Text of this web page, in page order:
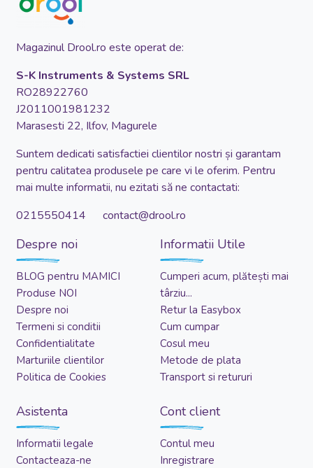
Magazinul Drool.ro este operat de:
S-K Instruments & Systems SRL
RO28922760
J2011001981232
Marasesti 22, Ilfov, Magurele
Suntem dedicati satisfactiei clientilor nostri și garantam
pentru calitatea produsele pe care vi le oferim. Pentru
mai multe informatii, nu ezitati să ne contactati:
0215550414 contact@drool.ro
Despre noi
BLOG pentru MAMICI
Produse NOI
Despre noi
Termeni si conditii
Confidentialitate
Marturiile clientilor
Politica de Cookies
Informatii Utile
Cumperi acum, plătești mai
târziu...
Retur la Easybox
Cum cumpar
Cosul meu
Metode de plata
Transport si retururi
Asistenta
Informatii legale
Contacteaza-ne
Cont client
Contul meu
Inregistrare